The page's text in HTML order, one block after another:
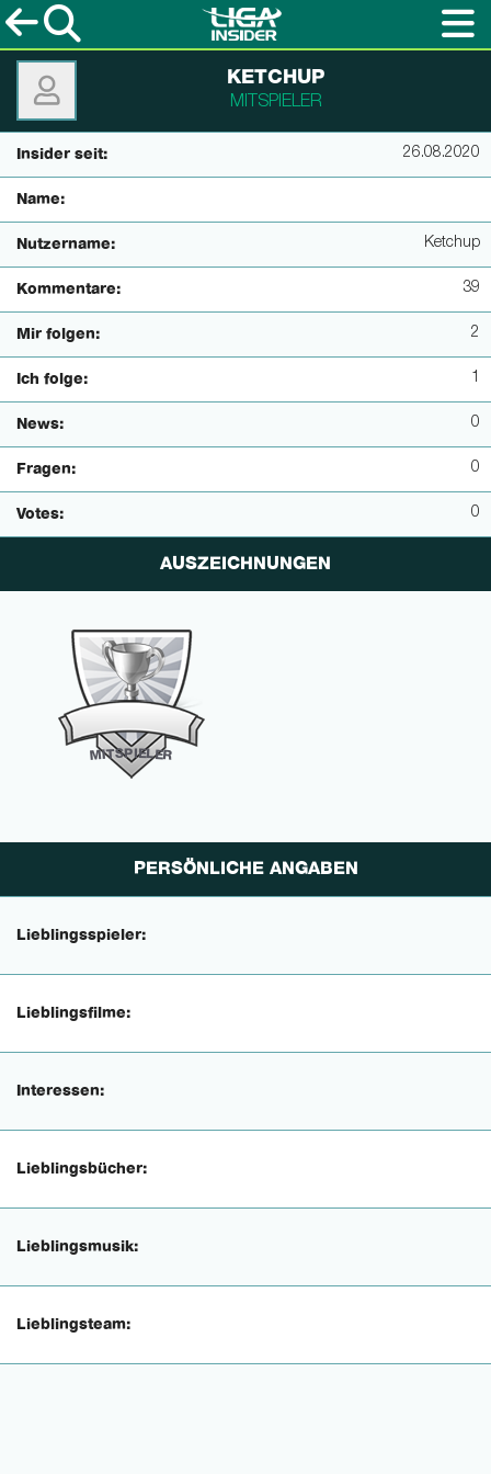
KETCHUP
MITSPIELER
Insider seit: 26.08.2020
Name:
Nutzername: Ketchup
Kommentare: 39
Mir folgen: 2
Ich folge: 1
News: 0
Fragen: 0
Votes: 0
AUSZEICHNUNGEN
MITSPIELER
PERSÖNLICHE ANGABEN
Lieblingsspieler:
Lieblingsfilme:
Interessen:
Lieblingsbücher:
Lieblingsmusik:
Lieblingsteam: